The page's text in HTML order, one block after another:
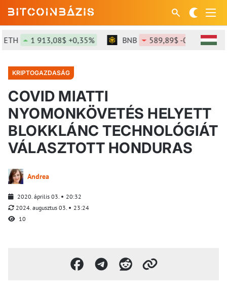
1 913,08$ +0,35% BNB 589,89$ -0,7%
KRIPTOGAZDASÁG
COVID MIATTI
NYOMONKÖVETÉS HELYETT
BLOKKLÁNC TECHNOLÓGIÁT
VÁLASZTOTT HONDURAS
Andrea
2020. április 03.
20:32
2024. augusztus 03.
23:24
10